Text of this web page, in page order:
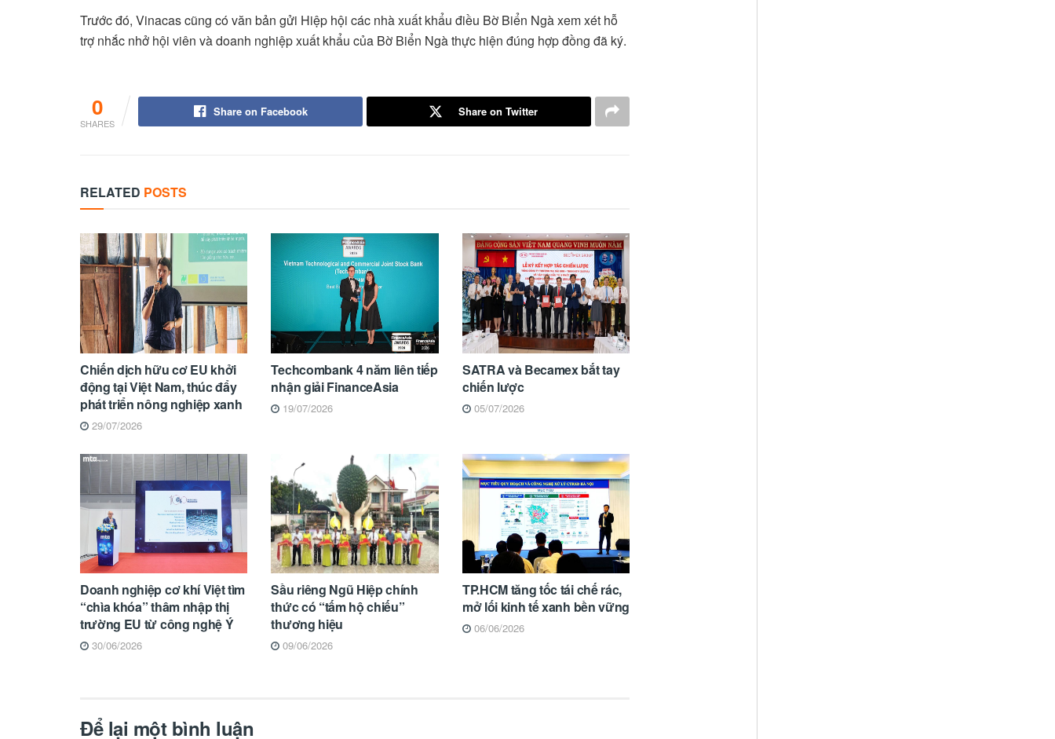
Trước đó, Vinacas cũng có văn bản gửi Hiệp hội các nhà xuất khẩu điều Bờ Biển Ngà xem xét hỗ
trợ nhắc nhở hội viên và doanh nghiệp xuất khẩu của Bờ Biển Ngà thực hiện đúng hợp đồng đã ký.
0
SHARES
Share on Facebook Share on Twitter
RELATED POSTS
Chiến dịch hữu cơ EU khởi
động tại Việt Nam, thúc đẩy
phát triển nông nghiệp xanh
29/07/2026
Techcombank 4 năm liên tiếp
nhận giải FinanceAsia
19/07/2026
SATRA và Becamex bắt tay
chiến lược
05/07/2026
Doanh nghiệp cơ khí Việt tìm
“chìa khóa” thâm nhập thị
trường EU từ công nghệ Ý
30/06/2026
Sầu riêng Ngũ Hiệp chính
thức có “tấm hộ chiếu”
thương hiệu
09/06/2026
TP.HCM tăng tốc tái chế rác,
mở lối kinh tế xanh bền vững
06/06/2026
Để lại một bình luận